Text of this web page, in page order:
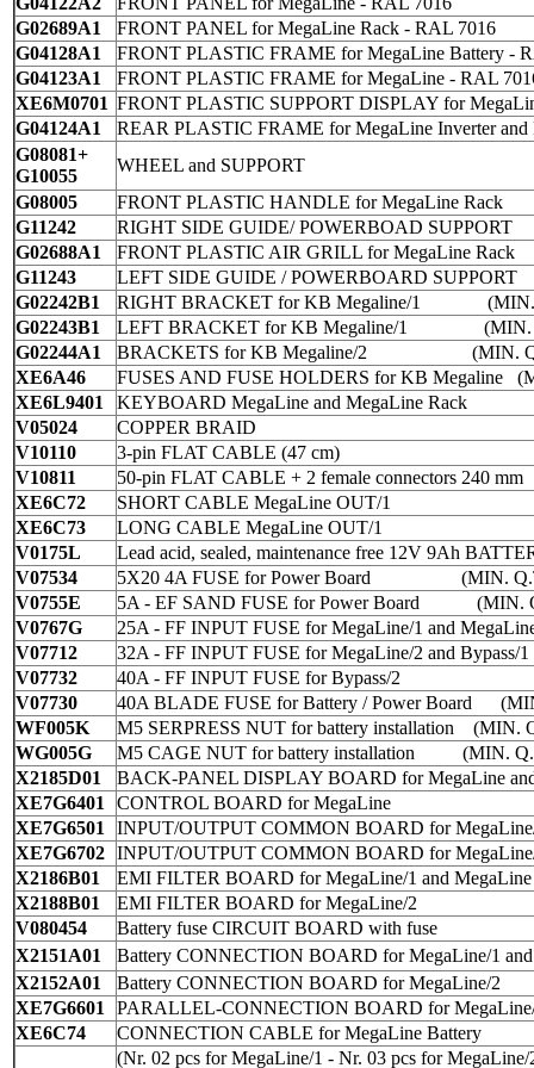
G02689A1
FRONT PANEL forMegaLine Rack - RAL 7016
G04128A1
FRONT PLASTIC FRAME forMegaLine Battery -
G04123A1
FRONT PLASTIC FRAME forMegaLine - RAL
XE6M0701 FRONT PLASTIC SUPPORT DISPLAY for
G04124A1
REAR PLASTIC FRAME forMegaLine Inverterand
G08081+
G10055
WHEEL and SUPPORT
G08005
FRONT PLASTIC HANDLE forMegaLine Rack
G11242
RIGHT SIDE GUIDE/ POWERBOAD SUPPORT
G02688A1
FRONT PLASTIC AIR GRILL forMegaLine Rack
G11243
LEFT SIDE GUIDE / POWERBOARD SUPPORT
G02242B1
RIGHT BRACKET for KB Megaline/1
G02243B1
LEFT BRACKET for KB Megaline/1 (MIN.
G02244A1
BRACKETS for KB Megaline/2 (MIN.
XE6A46
FUSES AND FUSE HOLDERS for KB Megaline
XE6L9401
KEYBOARD MegaLine and MegaLine Rack
V05024
COPPER BRAID
V10110
3-pin FLAT CABLE (47 cm)
V10811
50-pin FLAT CABLE + 2 female connectors 240 mm
XE6C72
SHORT CABLE MegaLine OUT/1
XE6C73
LONG CABLE MegaLine OUT/1
V0175L
Lead acid, sealed, maintenance free 12V 9Ah
V07534
5X20 4A FUSE forPower Board
(MIN.
V0755E
5A - EF SAND FUSE forPower Board
(MIN.
V0767G
25A - FF INPUT FUSE forMegaLine/1 and
V07712
32A - FF INPUT FUSE forMegaLine/2 and Bypass/1
V07732
40A - FF INPUT FUSE forBypass/2
V07730
40A BLADE FUSE forBattery /Power Board
WF005K
M5 SERPRESS NUT for battery installation (MIN.
WG005G
M5 CAGE NUT for battery installation (MIN.
X2185D01
BACK-PANEL DISPLAY BOARD forMegaLine
XE7G6401
CONTROL BOARD forMegaLine
XE7G6501
INPUT/OUTPUT COMMON BOARD for
XE7G6702 INPUT/OUTPUT COMMON BOARD for
X2186B01
EMI FILTER BOARD forMegaLine/1 and MegaLine
X2188B01
EMI FILTER BOARD forMegaLine/2
V080454
Battery fuse CIRCUIT BOARD with fuse
X2151A01
Battery CONNECTION BOARD forMegaLine/1
X2152A01
Battery CONNECTION BOARD forMegaLine/2
XE7G6601
PARALLEL-CONNECTION BOARD for
XE6C74
CONNECTION CABLE forMegaLine Battery
(Nr. 02 pcs for MegaLine/1 - Nr. 03 pcs for MegaLine/